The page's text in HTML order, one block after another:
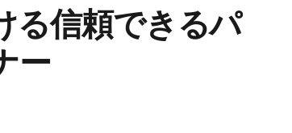
る信頼できるパ
ー